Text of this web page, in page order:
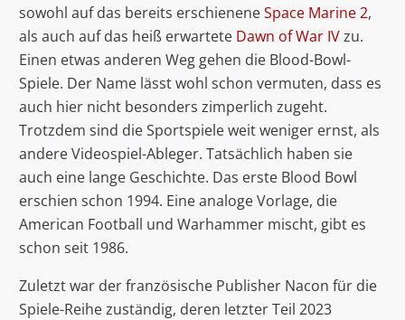
sowohl auf das bereits erschieneneSpace Marine 2,
als auch auf das heiß erwartete Dawn of War IVzu.
Einen etwas anderen Weg gehen die Blood-Bowl-
Spiele. Der Name lässt wohl schon vermuten, dass es
auch hier nicht besonders zimperlich zugeht.
Trotzdem sind die Sportspiele weit weniger ernst, als
andere Videospiel-Ableger. Tatsächlich haben sie
auch eine lange Geschichte. Das erste Blood Bowl
erschien schon 1994. Eine analoge Vorlage, die
American Football und Warhammer mischt, gibt es
schon seit 1986.
Zuletzt war der französische Publisher Nacon für die
Spiele-Reihe zuständig, deren letzter Teil 2023